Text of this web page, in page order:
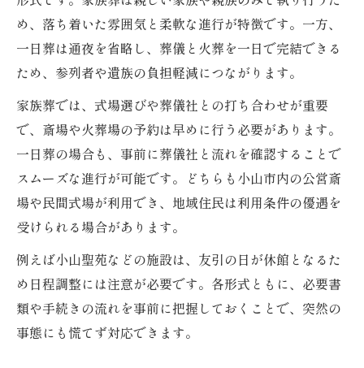
め、落ち着いた雰囲気と柔軟な進行が特徴です。一方、
一日葬は通夜を省略し、葬儀と火葬を一日で完結できる
ため、参列者や遺族の負担軽減につながります。
家族葬では、式場選びや葬儀社との打ち合わせが重要
で、斎場や火葬場の予約は早めに行う必要があります。
一日葬の場合も、事前に葬儀社と流れを確認することで
スムーズな進行が可能です。どちらも小山市内の公営斎
場や民間式場が利用でき、地域住民は利用条件の優遇を
受けられる場合があります。
例えば小山聖苑などの施設は、友引の日が休館となるた
め日程調整には注意が必要です。各形式ともに、必要書
類や手続きの流れを事前に把握しておくことで、突然の
事態にも慌てず対応できます。